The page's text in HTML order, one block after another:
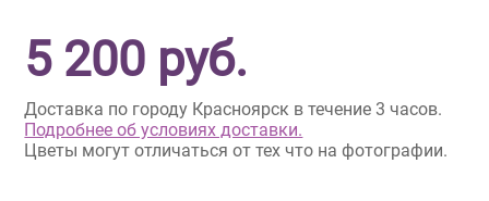
5 200 руб.
Доставка по городу Красноярск в течение 3 часов.
Подробнее об условиях доставки.
Цветы могут отличаться от тех что на фотографии.